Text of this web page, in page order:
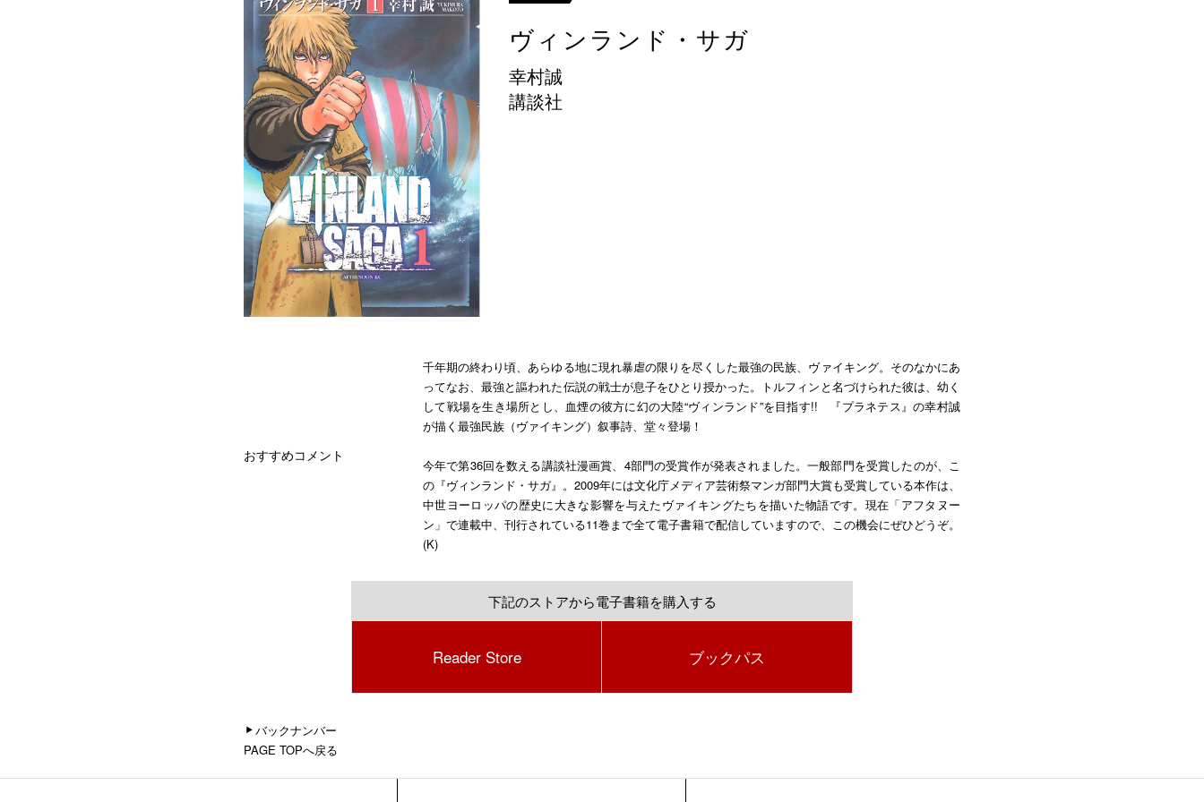
ヴィンランド・サガ
幸村誠
講談社
おすすめコメント
千年期の終わり頃、あらゆる地に現れ暴虐の限りを尽くした最強の民族、ヴァイキング。そのなかにあ
ってなお、最強と謳われた伝説の戦士が息子をひとり授かった。トルフィンと名づけられた彼は、幼く
して戦場を生き場所とし、血煙の彼方に幻の大陸“ヴィンランド”を目指す!! 『プラネテス』の幸村誠
が描く最強民族（ヴァイキング）叙事詩、堂々登場！
今年で第36回を数える講談社漫画賞、4部門の受賞作が発表されました。一般部門を受賞したのが、こ
の『ヴィンランド・サガ』。2009年には文化庁メディア芸術祭マンガ部門大賞も受賞している本作は、
中世ヨーロッパの歴史に大きな影響を与えたヴァイキングたちを描いた物語です。現在「アフタヌー
ン」で連載中、刊行されている11巻まで全て電子書籍で配信していますので、この機会にぜひどうぞ。
(K)
下記のストアから電子書籍を購入する
Reader Store ブックパス
バックナンバー
PAGE TOPへ戻る